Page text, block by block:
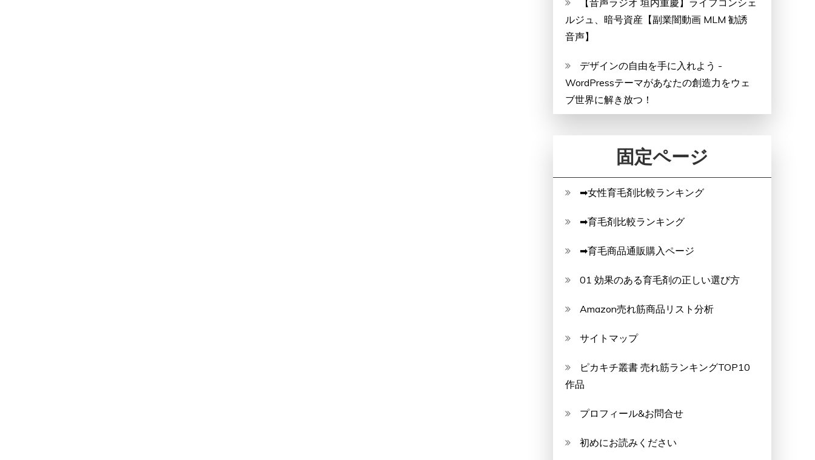
【音声ラジオ 垣内重慶】ライフコンシェ
ルジュ、暗号資産【副業闇動画 MLM 勧誘
音声】
デザインの自由を手に入れよう -
WordPressテーマがあなたの創造力をウェ
ブ世界に解き放つ！
固定ページ
➡女性育毛剤比較ランキング
➡育毛剤比較ランキング
➡育毛商品通販購入ページ
01 効果のある育毛剤の正しい選び方
Amazon売れ筋商品リスト分析
サイトマップ
ピカキチ叢書 売れ筋ランキングTOP10
作品
プロフィール&お問合せ
初めにお読みください